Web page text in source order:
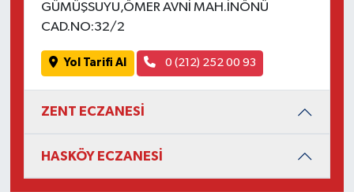
GÜMÜŞSUYU,ÖMER AVNİ MAH.İNÖNÜ
CAD.NO:32/2
Yol Tarifi Al 0 (212) 252 00 93
ZENT ECZANESİ
HASKÖY ECZANESİ